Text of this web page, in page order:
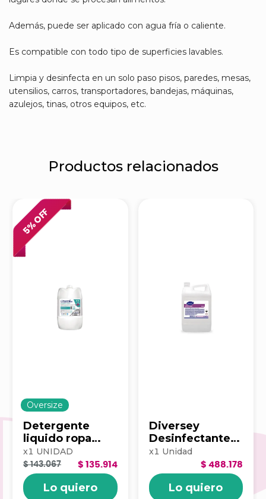
Además, puede ser aplicado con agua fría o caliente.
Es compatible con todo tipo de superficies lavables.
Limpia y desinfecta en un solo paso pisos, paredes, mesas,
utensilios, carros, transportadores, bandejas, máquinas,
azulejos, tinas, otros equipos, etc.
Productos relacionados
5
% OFF
Oversize
Detergente
liquido ropa
blancox pro
floral 20lt
100340258
x1 UNIDAD
$ 135.914
$ 143.067
Lo quiero
Diversey
Desinfectante
Suma Eden 5 Lt
x1 Unidad
$ 488.178
Lo quiero